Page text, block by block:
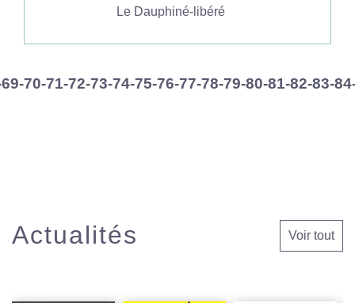
Le Dauphiné-libéré
-70-71-72-73-74-75-76-77-78-79-80-81-82-83-84
Actualités Voir tout